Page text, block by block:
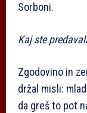
Sorboni.
Kaj ste
Zgodovino in
držal misli:
da greš to pot